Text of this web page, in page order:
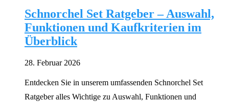
Schnorchel Set Ratgeber – Auswahl,
Funktionen und Kaufkriterien im
Überblick
28. Februar 2026
Entdecken Sie in unserem umfassenden Schnorchel Set
Ratgeber alles Wichtige zu Auswahl, Funktionen und